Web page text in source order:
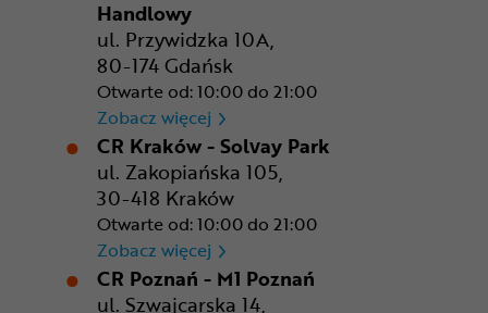
Handlowy
ul. Przywidzka 10A,
80-174 Gdańsk
Otwarte od: 10:00 do 21:00
Zobacz więcej CR Gdańsk - Morski Park
CR Kraków - Solvay Park
ul. Zakopiańska 105,
30-418 Kraków
Otwarte od: 10:00 do 21:00
Zobacz więcej CR Kraków - Solvay Park
CR Poznań - M1 Poznań
ul. Szwajcarska 14,